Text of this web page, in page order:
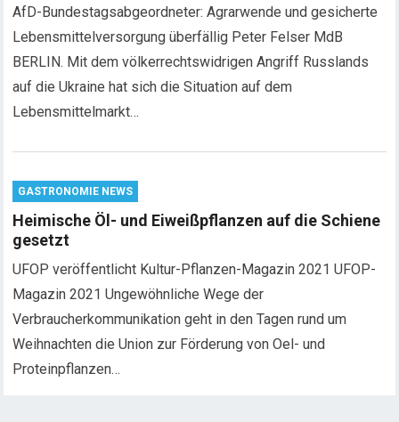
AfD-Bundestagsabgeordneter: Agrarwende und gesicherte
Lebensmittelversorgung überfällig Peter Felser MdB
BERLIN. Mit dem völkerrechtswidrigen Angriff Russlands
auf die Ukraine hat sich die Situation auf dem
Lebensmittelmarkt…
GASTRONOMIE NEWS
Heimische Öl- und Eiweißpflanzen auf die Schiene
gesetzt
UFOP veröffentlicht Kultur-Pflanzen-Magazin 2021 UFOP-
Magazin 2021 Ungewöhnliche Wege der
Verbraucherkommunikation geht in den Tagen rund um
Weihnachten die Union zur Förderung von Oel- und
Proteinpflanzen…